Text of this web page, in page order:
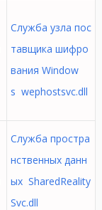
Служба узла пос
тавщика шифро
вания Window
s wephostsvc.dll
Служба простра
нственных данн
ых SharedReality
Svc.dll